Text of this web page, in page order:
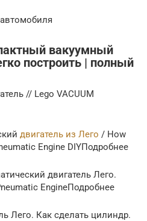
вакуумный
построить | полный
// Lego VACUUM
двигатель из Лего / How
Engine DIYПодробнее
двигатель Лего.
EngineПодробнее
Лего. Как сделать цилиндр.